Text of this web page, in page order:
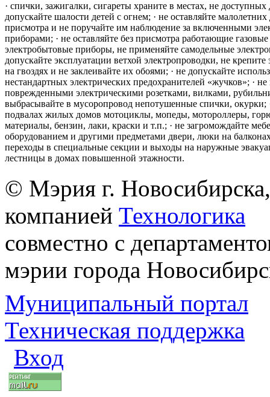
· спички, зажигалки, сигареты храните в местах, не доступных
допускайте шалости детей с огнем; · не оставляйте малолетних
присмотра и не поручайте им наблюдение за включенными
приборами; · не оставляйте без присмотра работающие
электробытовые приборы, не применяйте самодельные
допускайте эксплуатации ветхой электропроводки, не крепите
на гвоздях и не заклеивайте их обоями; · не допускайте
нестандартных электрических предохранителей «жучков»; · не
поврежденными электрическими розетками, вилками,
выбрасывайте в мусоропровод непотушенные спички, окурки;
подвалах жилых домов мотоциклы, мопеды, мотороллеры,
материалы, бензин, лаки, краски и т.п.; · не загромождайте
оборудованием и другими предметами двери, люки на
переходы в специальные секции и выходы на наружные
лестницы в домах повышенной этажности.
© Мэрия г.
компанией Технологика
совместно с
мэрии города
Муниципальный портал
Техническая поддержка
Вход